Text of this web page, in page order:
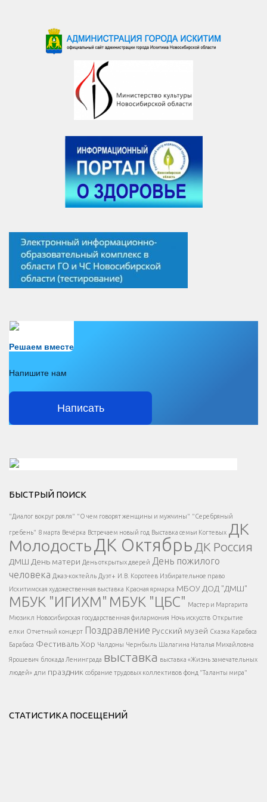
Решаем вместе
Напишите нам
Написать
Есть вопрос?
Напишите нам
</span >
Написать
</button >
</div >
</div > </div >
БЫСТРЫЙ ПОИСК
"Диалог вокруг рояля" "О чем говорят женщины и мужчины" "Серебряный
гребень" 8 марта Вечёрка Встречаем новый год Выставка семьи Когтевых ДК
МолодостьДК Октябрь ДК Россия
ДМШ День матери День открытых дверей День пожилого
человека Джаз-коктейль Дуэт+ И.В. Коротеев Избирательное право
Искитимская художественная выставка Красная ярмарка МБОУ ДОД "ДМШ"
МБУК "ИГИХМ" МБУК "ЦБС" Мастер и Маргарита
Мюзикл Новосибирская государственная филармония Ночь искусств Открытие
елки Отчетный концерт Поздравление Русский музей Сказка Карабаса
Барабаса Фестиваль Хор Чалдоны Чернбыль Шалагина Наталья Михайловна
Ярошевич блокада Ленинграда выставка выставка «Жизнь замечательных
людей» дпи праздник собрание трудовых коллективов фонд "Таланты мира"
СТАТИСТИКА ПОСЕЩЕНИЙ